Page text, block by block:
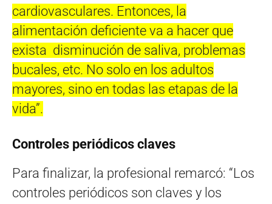
cardiovasculares. Entonces, la
alimentación deficiente va a hacer que
exista disminución de saliva, problemas
bucales, etc. No solo en los adultos
mayores, sino en todas las etapas de la
vida”.
Controles periódicos claves
Para finalizar, la profesional remarcó: “Los
controles periódicos son claves y los